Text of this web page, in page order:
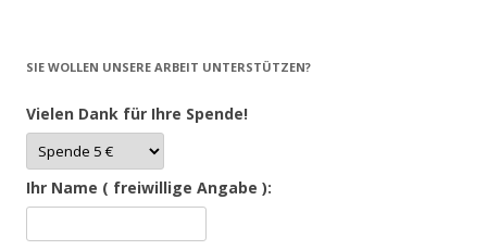
SIE WOLLEN UNSERE ARBEIT UNTERSTÜTZEN?
Vielen Dank für Ihre Spende!
Ihr Name ( freiwillige Angabe ):